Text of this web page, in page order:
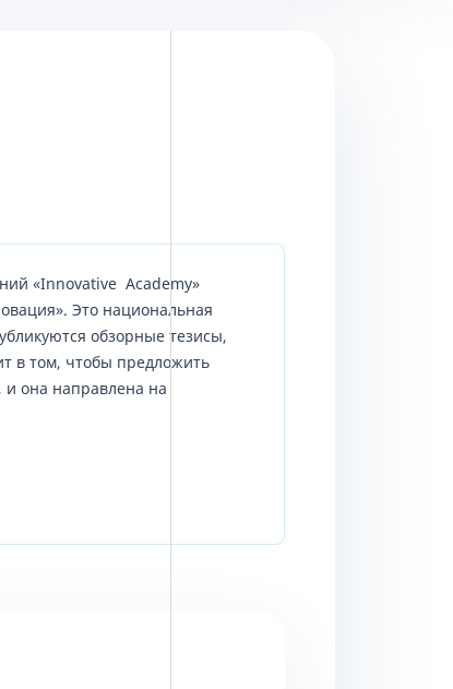
«Innovative Academy»
Это национальная
обзорные тезисы,
в том, чтобы предложить
и она направлена на